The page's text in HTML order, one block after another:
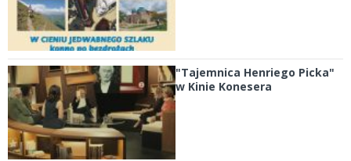
"Tajemnica Henriego Picka"
w Kinie Konesera